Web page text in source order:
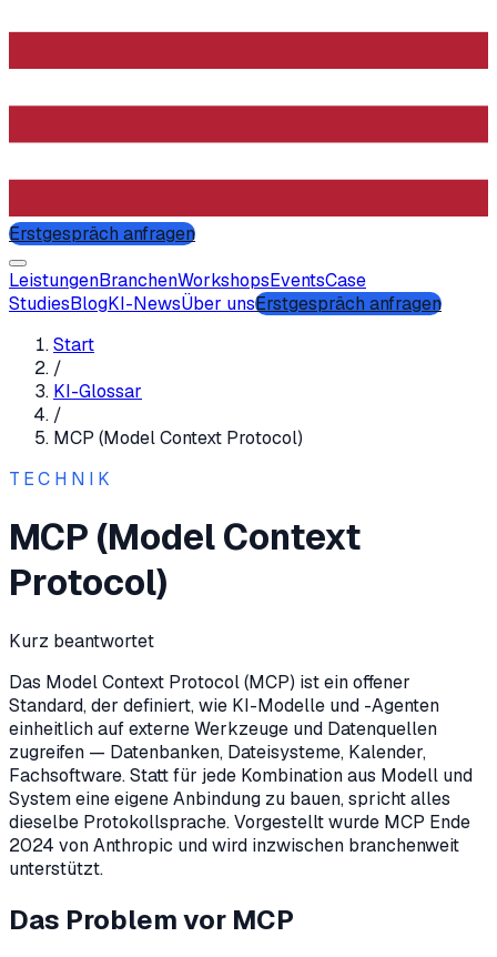
Erstgespräch anfragen
LeistungenBranchenWorkshopsEventsCase
StudiesBlogKI-NewsÜber unsErstgespräch anfragen
Start
/
KI-Glossar
/
MCP (Model Context Protocol)
TECHNIK
MCP (Model Context
Protocol)
Kurz beantwortet
Das Model Context Protocol (MCP) ist ein offener
Standard, der definiert, wie KI-Modelle und -Agenten
einheitlich auf externe Werkzeuge und Datenquellen
zugreifen — Datenbanken, Dateisysteme, Kalender,
Fachsoftware. Statt für jede Kombination aus Modell und
System eine eigene Anbindung zu bauen, spricht alles
dieselbe Protokollsprache. Vorgestellt wurde MCP Ende
2024 von Anthropic und wird inzwischen branchenweit
unterstützt.
Das Problem vor MCP